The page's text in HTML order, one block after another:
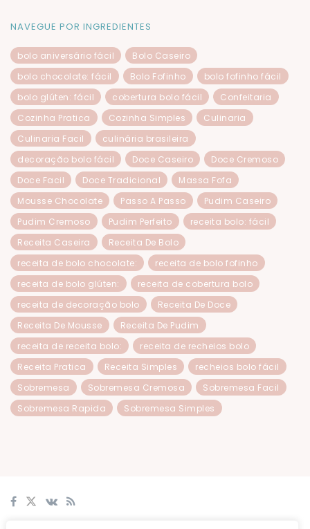
NAVEGUE POR INGREDIENTES
bolo aniversário fácil
Bolo Caseiro
bolo chocolate: fácil
Bolo Fofinho
bolo fofinho fácil
bolo glúten: fácil
cobertura bolo fácil
Confeitaria
Cozinha Pratica
Cozinha Simples
Culinaria
Culinaria Facil
culinária brasileira
decoração bolo fácil
Doce Caseiro
Doce Cremoso
Doce Facil
Doce Tradicional
Massa Fofa
Mousse Chocolate
Passo A Passo
Pudim Caseiro
Pudim Cremoso
Pudim Perfeito
receita bolo: fácil
Receita Caseira
Receita De Bolo
receita de bolo chocolate:
receita de bolo fofinho
receita de bolo glúten:
receita de cobertura bolo
receita de decoração bolo
Receita De Doce
Receita De Mousse
Receita De Pudim
receita de receita bolo:
receita de recheios bolo
Receita Pratica
Receita Simples
recheios bolo fácil
Sobremesa
Sobremesa Cremosa
Sobremesa Facil
Sobremesa Rapida
Sobremesa Simples